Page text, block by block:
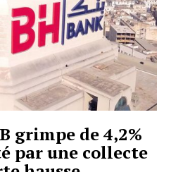
grimpe de 4,2%
par une collecte